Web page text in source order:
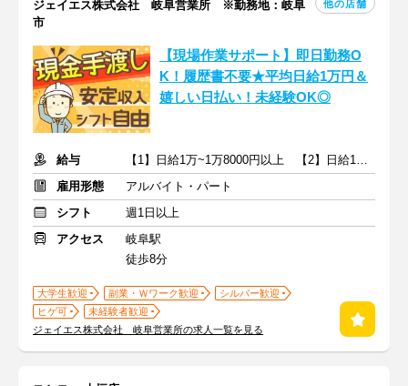
ジェイエス株式会社 岐阜営業所 ※勤務地：岐阜
市
他の店舗
【現場作業サポート】即日勤務O
K！履歴書不要★平均日給1万円＆
嬉しい日払い！未経験OK◎
給与
【1】日給1万~1万8000円以上 【2】日給1万~1万5000円
雇用形態
アルバイト・パート
シフト
週1日以上
アクセス
岐阜駅
徒歩8分
大学生歓迎 副業・Ｗワーク歓迎
シルバー歓迎
ヒゲ可
未経験者歓迎
ジェイエス株式会社 岐阜営業所の求人一覧を見る